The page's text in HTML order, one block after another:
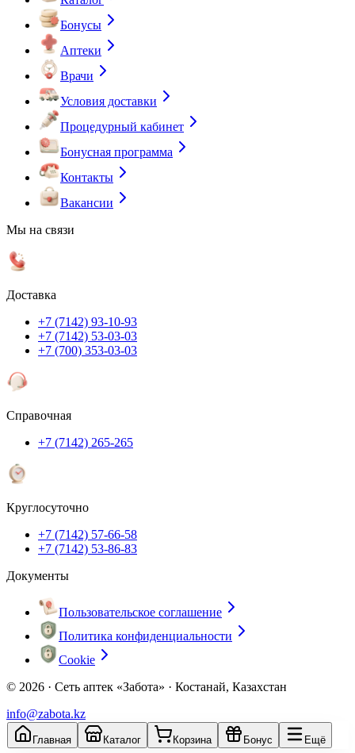
Бонусы
Аптеки
Врачи
Условия доставки
Процедурный кабинет
Бонусная программа
Контакты
Вакансии
Мы на связи
Доставка
+7 (7142) 93-10-93
+7 (7142) 53-03-03
+7 (700) 353-03-03
Справочная
+7 (7142) 265-265
Круглосуточно
+7 (7142) 57-66-58
+7 (7142) 53-86-83
Документы
Пользовательское соглашение
Политика конфиденциальности
Cookie
© 2026 · Сеть аптек «Забота» · Костанай, Казахстан
info@zabota.kz
Главная Каталог Корзина Бонус Ещё